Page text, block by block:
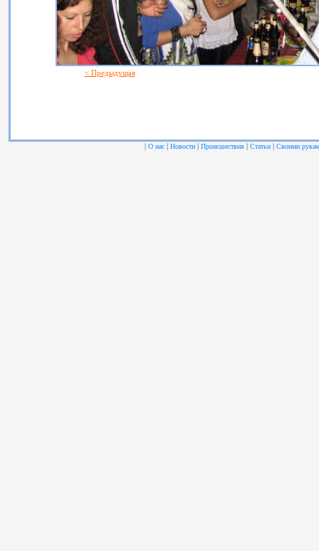
< Предыдущая
| О нас | Новости | Происшествия | Статьи | Своими